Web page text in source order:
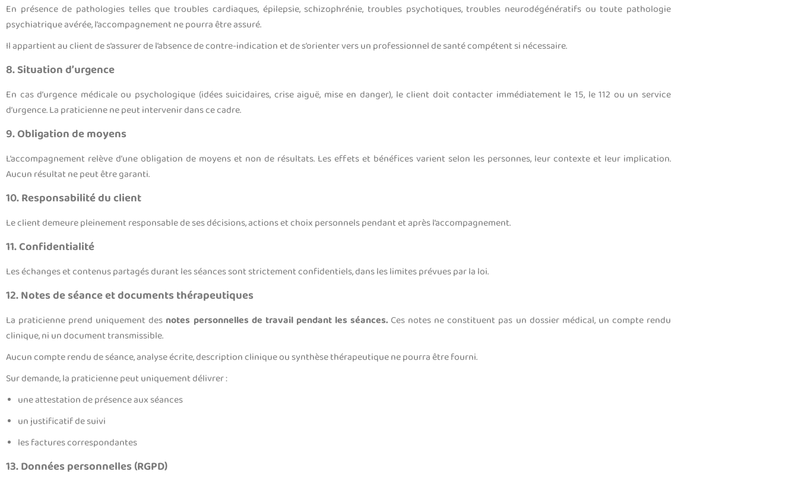
En présence de pathologies telles que troubles cardiaques, épilepsie, schizophrénie, troubles psychotiques, troubles neurodégénératifs ou toute pathologie
psychiatrique avérée, l’accompagnement ne pourra être assuré.
Il appartient au client de s’assurer de l’absence de contre-indication et de s’orienter vers un professionnel de santé compétent si nécessaire.
8. Situation d’urgence
En cas d’urgence médicale ou psychologique (idées suicidaires, crise aiguë, mise en danger), le client doit contacter immédiatement le 15, le 112 ou un service
d’urgence. La praticienne ne peut intervenir dans ce cadre.
9. Obligation de moyens
L’accompagnement relève d’une obligation de moyens et non de résultats. Les effets et bénéfices varient selon les personnes, leur contexte et leur implication.
Aucun résultat ne peut être garanti.
10. Responsabilité du client
Le client demeure pleinement responsable de ses décisions, actions et choix personnels pendant et après l’accompagnement.
11. Confidentialité
Les échanges et contenus partagés durant les séances sont strictement confidentiels, dans les limites prévues par la loi.
12. Notes de séance et documents thérapeutiques
La praticienne prend uniquement des notes personnelles de travail pendant les séances. Ces notes ne constituent pas un dossier médical, un compte rendu
clinique, ni un document transmissible.
Aucun compte rendu de séance, analyse écrite, description clinique ou synthèse thérapeutique ne pourra être fourni.
Sur demande, la praticienne peut uniquement délivrer :
une attestation de présence aux séances
un justificatif de suivi
les factures correspondantes
13. Données personnelles (RGPD)